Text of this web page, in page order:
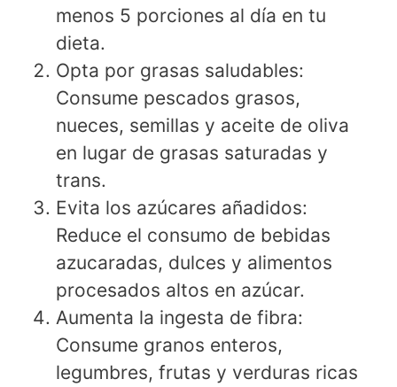
menos 5 porciones al día en tu
dieta.
Opta por grasas saludables:
Consume pescados grasos,
nueces, semillas y aceite de oliva
en lugar de grasas saturadas y
trans.
Evita los azúcares añadidos:
Reduce el consumo de bebidas
azucaradas, dulces y alimentos
procesados altos en azúcar.
Aumenta la ingesta de fibra:
Consume granos enteros,
legumbres, frutas y verduras ricas